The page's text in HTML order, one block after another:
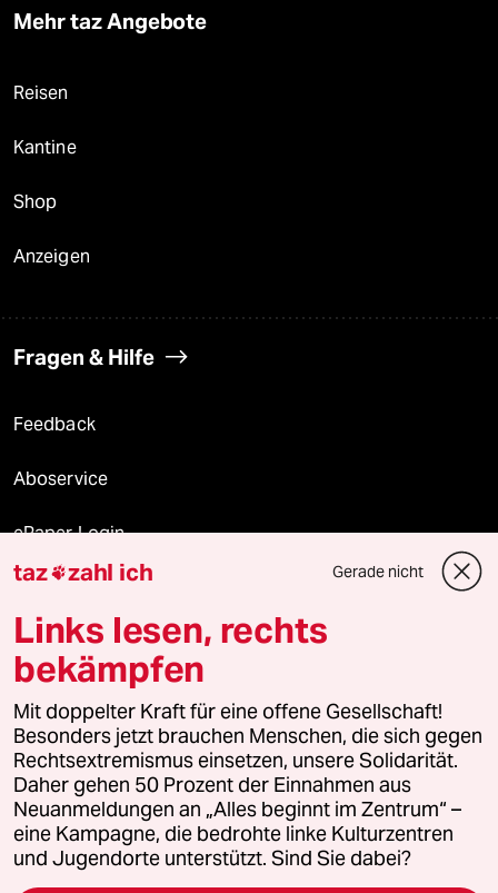
Mehr taz Angebote
Reisen
Kantine
Shop
Anzeigen
Fragen & Hilfe
Feedback
Aboservice
ePaper Login
Downloads für Abonnierende
© 2026 taz Verlags und Vertriebs GmbH
Alle Rechte vorbehalten. Bei rechtlichen Fragen oder für Genehmigungen
wenden Sie sich bitte an
lizenzen@taz.de
Feedback Redaktionsstatut Kommune-Richtlinien
Leitlinie Informant Datenschutz Impressum AGB
taz zahl ich Gerade nicht
Links lesen, rechts
bekämpfen
Mit doppelter Kraft für eine offene Gesellschaft!
Besonders jetzt brauchen Menschen, die sich gegen
Rechtsextremismus einsetzen, unsere Solidarität.
Daher gehen 50 Prozent der Einnahmen aus
Neuanmeldungen an „Alles beginnt im Zentrum“ –
eine Kampagne, die bedrohte linke Kulturzentren
und Jugendorte unterstützt. Sind Sie dabei?